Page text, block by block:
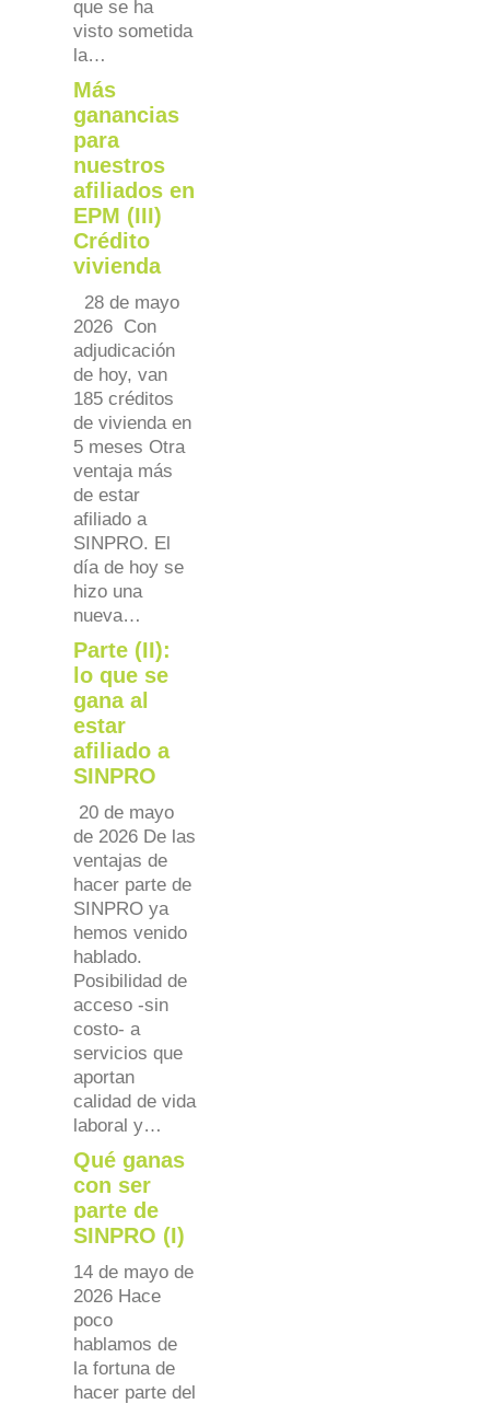
que se ha
visto sometida
la…
Más
ganancias
para
nuestros
afiliados en
EPM (III)
Crédito
vivienda
28 de mayo
2026 Con
adjudicación
de hoy, van
185 créditos
de vivienda en
5 meses Otra
ventaja más
de estar
afiliado a
SINPRO. El
día de hoy se
hizo una
nueva…
Parte (II):
lo que se
gana al
estar
afiliado a
SINPRO
20 de mayo
de 2026 De las
ventajas de
hacer parte de
SINPRO ya
hemos venido
hablado.
Posibilidad de
acceso -sin
costo- a
servicios que
aportan
calidad de vida
laboral y…
Qué ganas
con ser
parte de
SINPRO (I)
14 de mayo de
2026 Hace
poco
hablamos de
la fortuna de
hacer parte del